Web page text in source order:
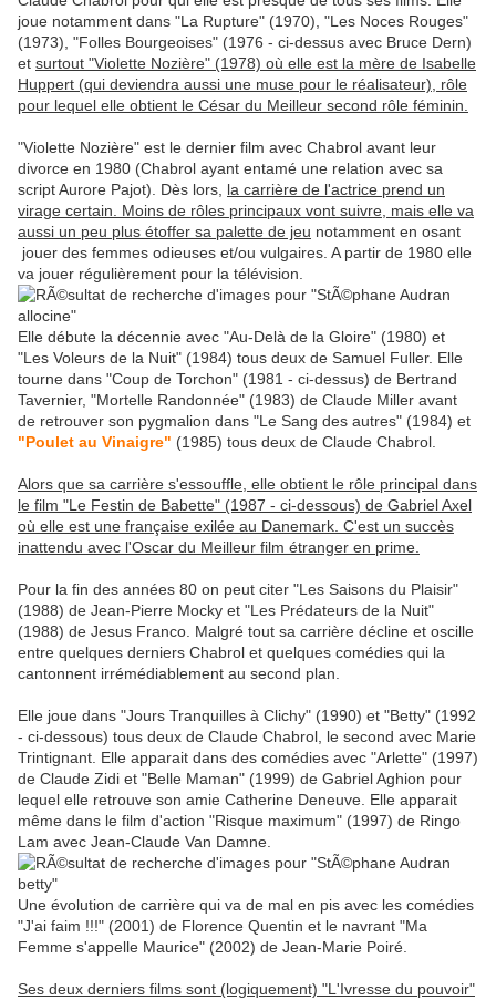
joue notamment dans "La Rupture" (1970), "Les Noces Rouges"
(1973), "Folles Bourgeoises" (1976 - ci-dessus avec Bruce Dern)
et surtout "Violette Nozière" (1978) où elle est la mère de Isabelle
Huppert (qui deviendra aussi une muse pour le réalisateur), rôle
pour lequel elle obtient le César du Meilleur second rôle féminin.
"Violette Nozière" est le dernier film avec Chabrol avant leur
divorce en 1980 (Chabrol ayant entamé une relation avec sa
script Aurore Pajot). Dès lors, la carrière de l'actrice prend un
virage certain. Moins de rôles principaux vont suivre, mais elle va
aussi un peu plus étoffer sa palette de jeu notamment en osant
jouer des femmes odieuses et/ou vulgaires. A partir de 1980 elle
va jouer régulièrement pour la télévision.
Elle débute la décennie avec "Au-Delà de la Gloire" (1980) et
"Les Voleurs de la Nuit" (1984) tous deux de Samuel Fuller. Elle
tourne dans "Coup de Torchon" (1981 - ci-dessus) de Bertrand
Tavernier, "Mortelle Randonnée" (1983) de Claude Miller avant
de retrouver son pygmalion dans "Le Sang des autres" (1984) et
"Poulet au Vinaigre" (1985) tous deux de Claude Chabrol.
Alors que sa carrière s'essouffle, elle obtient le rôle principal dans
le film "Le Festin de Babette" (1987 - ci-dessous) de Gabriel Axel
où elle est une française exilée au Danemark. C'est un succès
inattendu avec l'Oscar du Meilleur film étranger en prime.
Pour la fin des années 80 on peut citer "Les Saisons du Plaisir"
(1988) de Jean-Pierre Mocky et "Les Prédateurs de la Nuit"
(1988) de Jesus Franco. Malgré tout sa carrière décline et oscille
entre quelques derniers Chabrol et quelques comédies qui la
cantonnent irrémédiablement au second plan.
Elle joue dans "Jours Tranquilles à Clichy" (1990) et "Betty" (1992
- ci-dessous) tous deux de Claude Chabrol, le second avec Marie
Trintignant. Elle apparait dans des comédies avec "Arlette" (1997)
de Claude Zidi et "Belle Maman" (1999) de Gabriel Aghion pour
lequel elle retrouve son amie Catherine Deneuve. Elle apparait
même dans le film d'action "Risque maximum" (1997) de Ringo
Lam avec Jean-Claude Van Damne.
Une évolution de carrière qui va de mal en pis avec les comédies
"J'ai faim !!!" (2001) de Florence Quentin et le navrant "Ma
Femme s'appelle Maurice" (2002) de Jean-Marie Poiré.
Ses deux derniers films sont (logiquement) "L'Ivresse du pouvoir"